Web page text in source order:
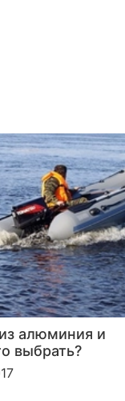
алюминия и
выбрать?